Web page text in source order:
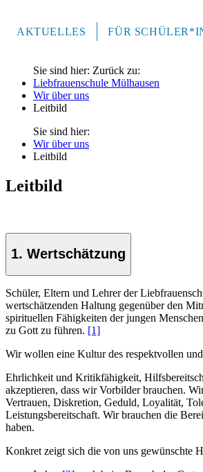
AKTUELLES FÜR
Sie sind hier: Zurück zu:
Liebfrauenschule Mülhausen
Wir über uns
Leitbild
Sie sind hier:
Wir über uns
Leitbild
Leitbild
1. Wertschätzung
Schüler, Eltern und Lehrer der
wertschätzenden Haltung gegenüber den
spirituellen Fähigkeiten der jungen
zu Gott zu führen. [1]
Wir wollen eine Kultur des respektvollen
Ehrlichkeit und Kritikfähigkeit,
akzeptieren, dass wir Vorbilder brauchen.
Vertrauen, Diskretion, Geduld, Loyalität,
Leistungsbereitschaft. Wir brauchen die
haben.
Konkret zeigt sich die von uns gewünschte